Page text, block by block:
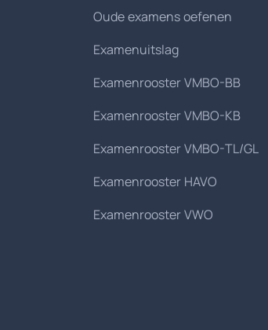
Oude examens oefenen
Examenuitslag
Examenrooster VMBO-BB
Examenrooster VMBO-KB
Examenrooster VMBO-TL/GL
Examenrooster HAVO
Examenrooster VWO